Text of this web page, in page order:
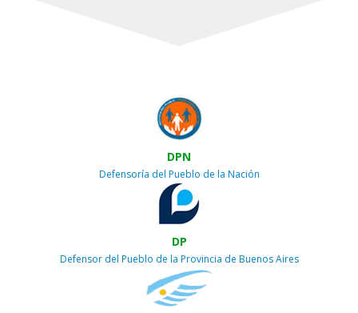
DPN
Defensoría del Pueblo de la Nación
DP
Defensor del Pueblo de la Provincia de Buenos Aires